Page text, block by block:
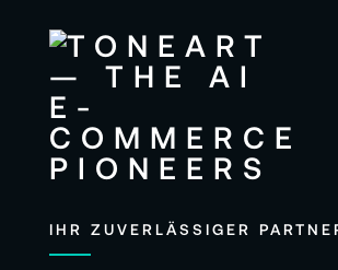
IHR ZUVERLÄSSIGER